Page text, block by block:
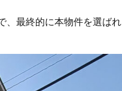
、最終的に本物件を選ばれ